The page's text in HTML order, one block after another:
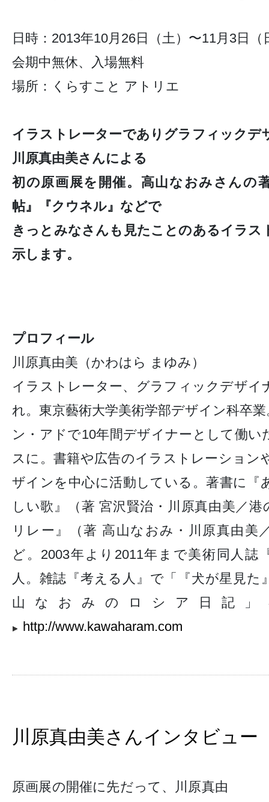
日時：2013年10月26日（土）〜11月3日（
会期中無休、入場無料
場所：くらすこと アトリエ
イラストレーターでありグラフィックデ
川原真由美さんによる
初の原画展を開催。高山なおみさんの
帖』『クウネル』などで
きっとみなさんも見たことのあるイラス
示します。
プロフィール
川原真由美（かわはら まゆみ）
イラストレーター、グラフィックデザイ
れ。東京藝術大学美術学部デザイン科卒
ン・アドで10年間デザイナーとして働い
スに。書籍や広告のイラストレーション
ザインを中心に活動している。著書に『
しい歌』（著 宮沢賢治・川原真由美／港
リレー』（著 高山なおみ・川原真由美
ど。2003年より2011年まで美術同人誌
人。雑誌『考える人』で「『犬が星見
山なおみのロシア日記」
http://www.kawaharam.com
川原真由美さんインタビュー
原画展の開催に先だって、川原真由